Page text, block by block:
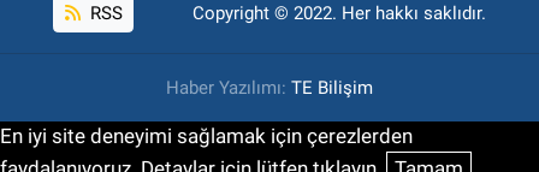
RSS Copyright © 2022. Her hakkı saklıdır.
Haber Yazılımı: TE Bilişim
En iyi site deneyimi sağlamak için çerezlerden